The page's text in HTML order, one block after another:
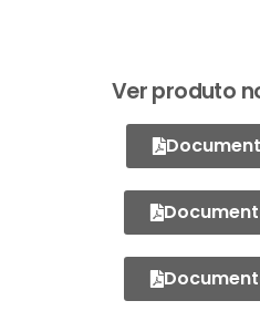
Ver produto